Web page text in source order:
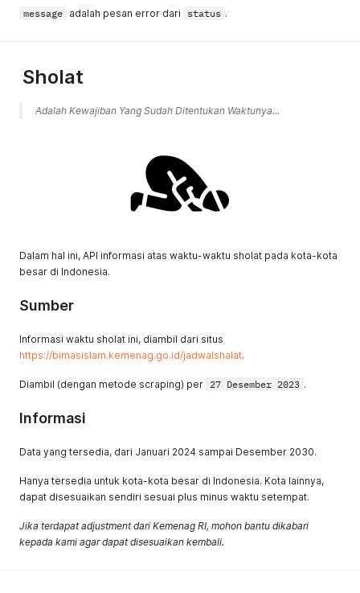
message adalah pesan error dari status .
Sholat
Adalah Kewajiban Yang Sudah Ditentukan Waktunya...
Dalam hal ini, API informasi atas waktu-waktu sholat pada kota-kota
besar di Indonesia.
Sumber
Informasi waktu sholat ini, diambil dari situs
https://bimasislam.kemenag.go.id/jadwalshalat.
Diambil (dengan metode scraping) per 27 Desember 2023 .
Informasi
Data yang tersedia, dari Januari 2024 sampai Desember 2030.
Hanya tersedia untuk kota-kota besar di Indonesia. Kota lainnya,
dapat disesuaikan sendiri sesuai plus minus waktu setempat.
Jika terdapat adjustment dari Kemenag RI, mohon bantu dikabari
kepada kami agar dapat disesuaikan kembali.